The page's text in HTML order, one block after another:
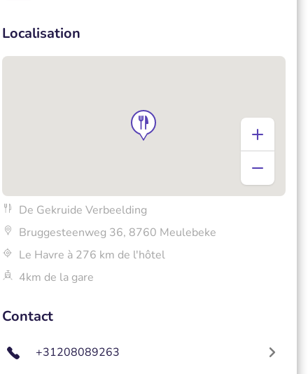
Localisation
De Gekruide Verbeelding
Bruggesteenweg 36, 8760 Meulebeke
Le Havre à 276 km de l'hôtel
4km de la gare
Contact
+31208089263